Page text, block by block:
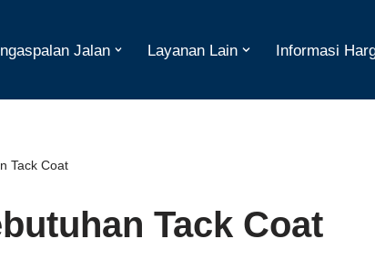
Jalan Layanan Lain Informasi
Tack Coat
Tack Coat